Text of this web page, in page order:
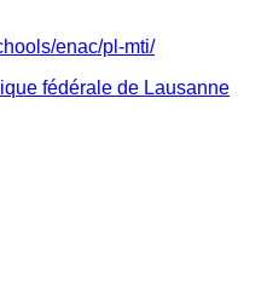
enac/pl-mti/